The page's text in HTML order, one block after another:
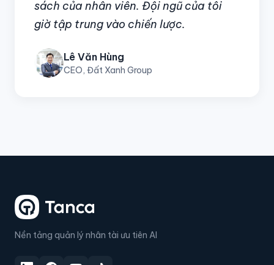
sách của nhân viên. Đội ngũ của tôi
giờ tập trung vào chiến lược.
Lê Văn Hùng
CEO, Đất Xanh Group
Nền tảng quản lý nhân tài ưu tiên AI